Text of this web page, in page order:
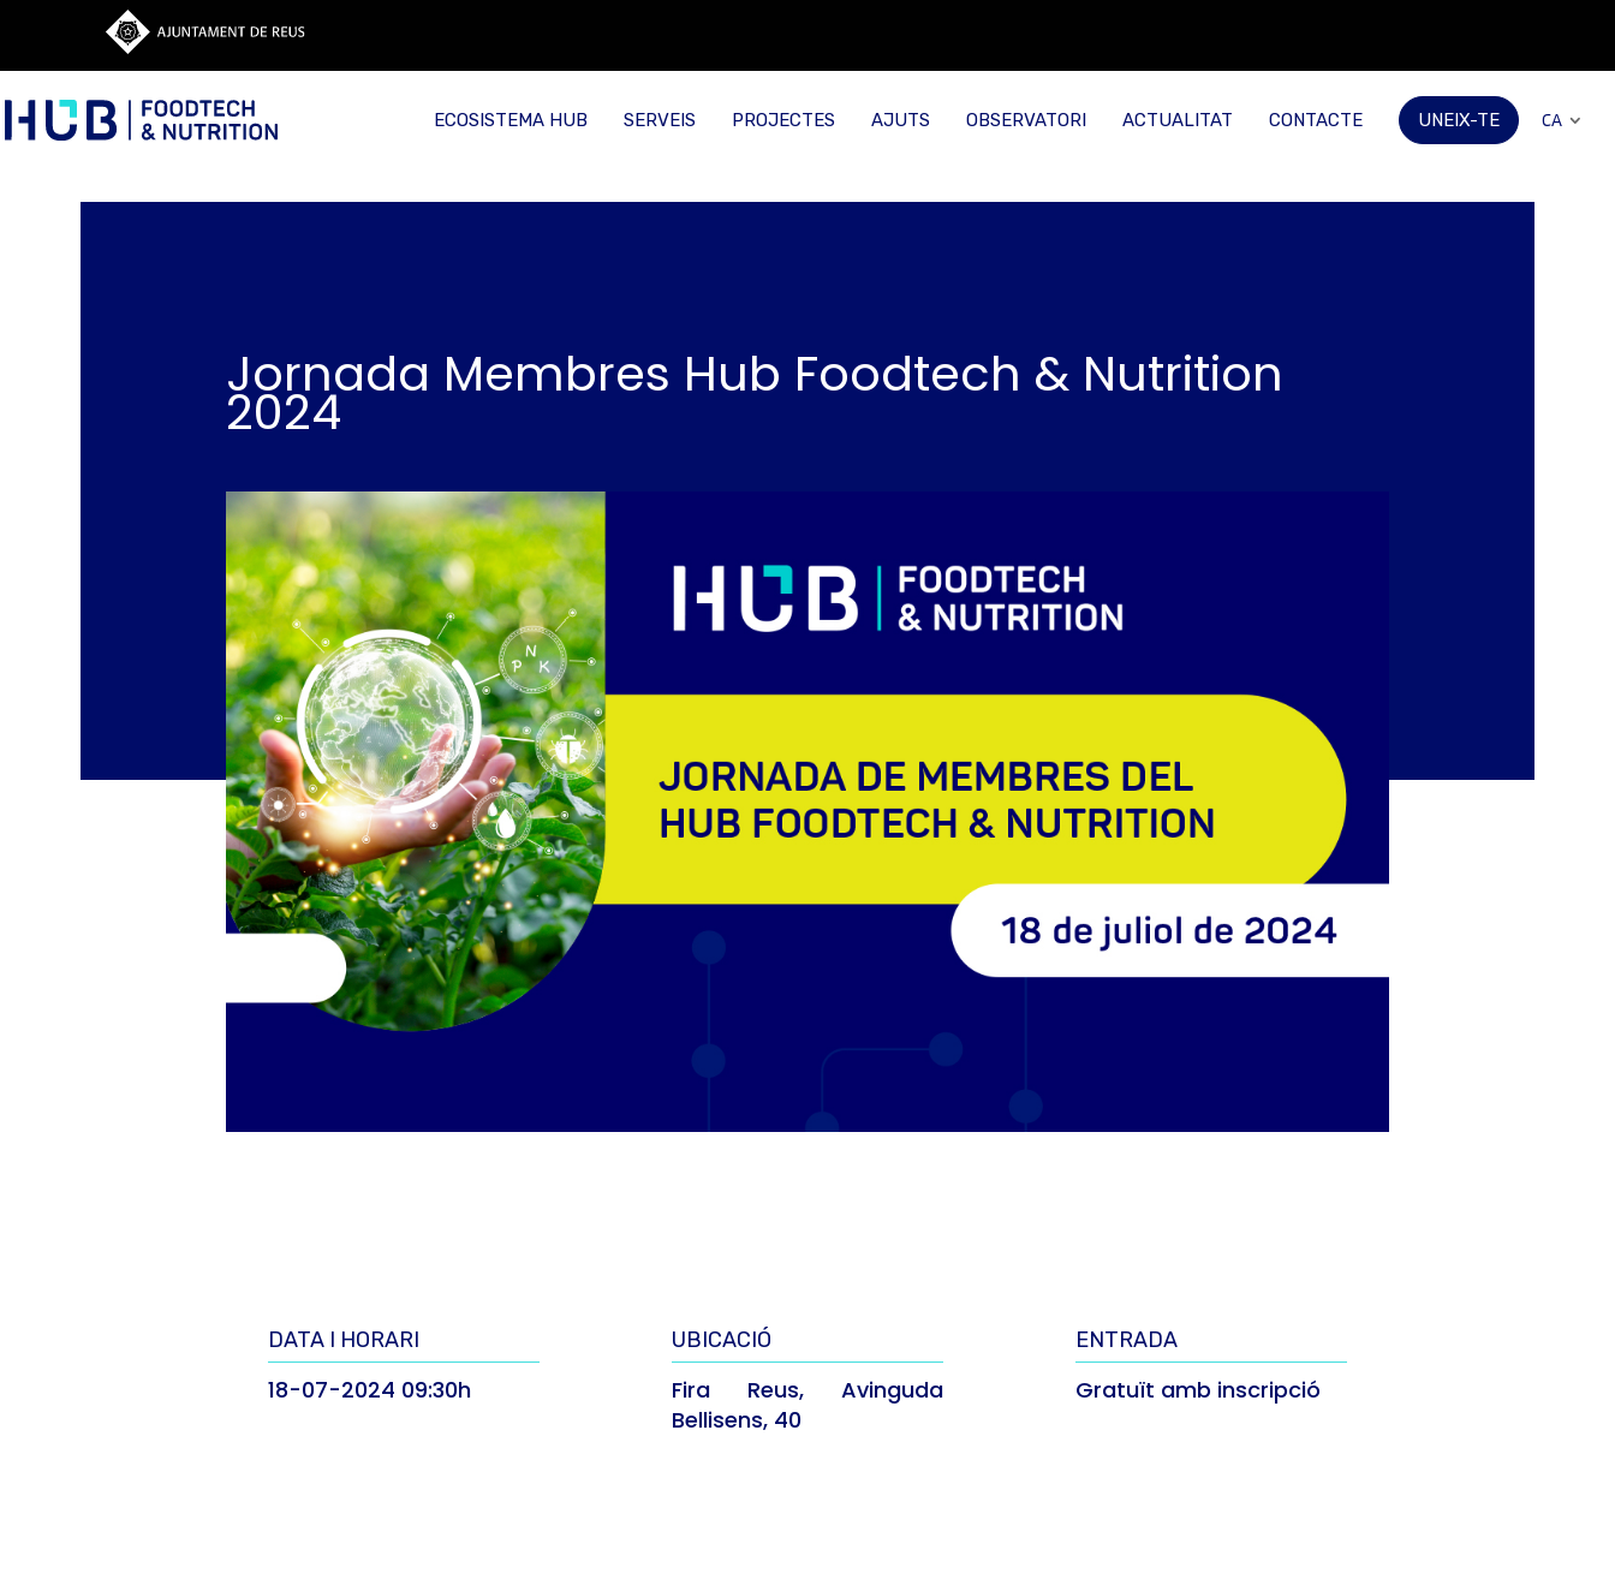
ECOSISTEMA HUB SERVEIS PROJECTES AJUTS OBSERVATORI ACTUALITAT CONTACTE UNEIX-TE CA
Jornada Membres Hub Foodtech & Nutrition
2024
DATA I HORARI
18-07-2024 09:30h
UBICACIÓ
Fira Reus, Avinguda
Bellisens, 40
ENTRADA
Gratuït amb inscripció